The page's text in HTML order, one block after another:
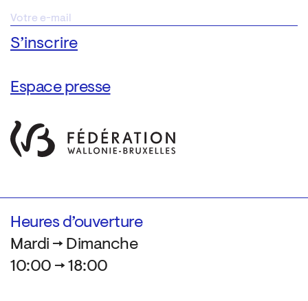
Espace presse
Heures d’ouverture
Mardi → Dimanche
10:00 → 18:00